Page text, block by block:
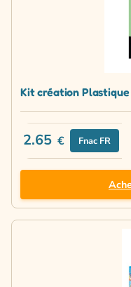
Kit création
2.65 € Fnac FR